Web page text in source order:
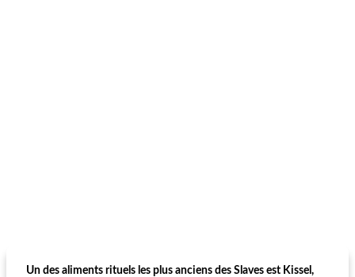
Un des aliments rituels les plus anciens des Slaves est Kissel,